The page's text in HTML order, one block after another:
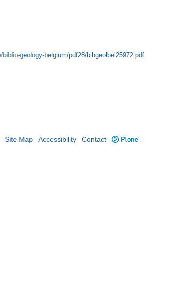
geology-belgium/pdf28/bibgeolbel25972.pdf
Site Map Accessibility Contact Plone